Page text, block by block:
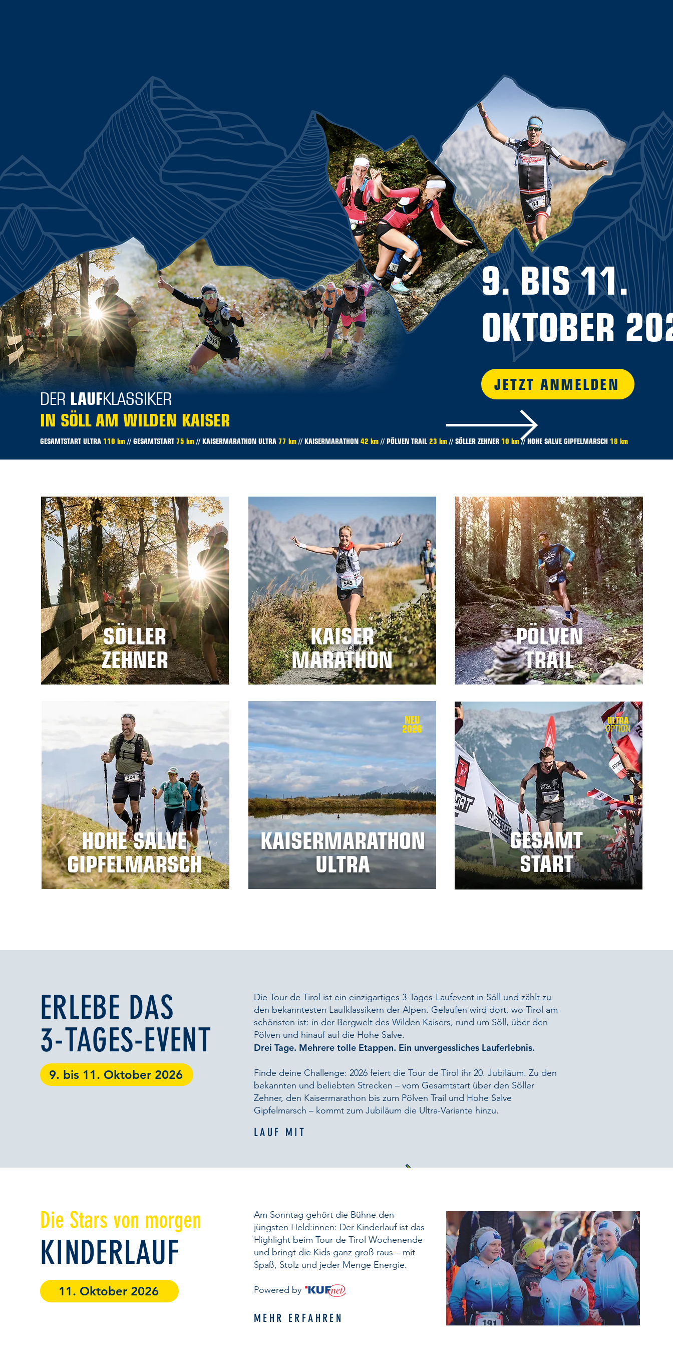
9. BIS 11.
OKTOBER
DER LAUFKLASSIKER
IN SÖLL AM WILDEN KAISER
JETZT ANMELDEN
GESAMTSTART ULTRA 110 km// GESAMTSTART 75 km// KAISERMARATHON ULTRA 77 km// KAISERMARATHON 42 km// PÖLVEN TRAIL 23 km// SÖLLER ZEHNER 10 km// HOHE SALVE GIPFELMARSCH 18 km
SÖLLER
ZEHNER
HOHE SALVE
GIPFELMARSCH
KAISER
MARATHON
KAISERMARATHON
ULTRA
NEU
2026
PÖLVEN
TRAIL
GESAMT
START
ULTRA
OPTION
ERLEBE DAS
3-TAGES-EVENT
9. bis 11. Oktober 2026
Die Tour de Tirol ist ein einzigartiges 3-Tages-Laufevent in Söll und zählt zu
den bekanntesten Laufklassikern der Alpen. Gelaufen wird dort, wo Tirol am
schönsten ist: in der Bergwelt des Wilden Kaisers, rund um Söll, über den
Pölven und hinauf auf die Hohe Salve.
Drei Tage. Mehrere tolle Etappen. Ein unvergessliches Lauferlebnis.
Finde deine Challenge: 2026 feiert die Tour de Tirol ihr 20. Jubiläum. Zu den
bekannten und beliebten Strecken – vom Gesamtstart über den Söller
Zehner, den Kaisermarathon bis zum Pölven Trail und Hohe Salve
Gipfelmarsch – kommt zum Jubiläum die Ultra-Variante hinzu.
LAUF MIT
Die Stars von morgen
KINDERLAUF
11. Oktober 2026
Am Sonntag gehört die Bühne den
jüngsten Held:innen: Der Kinderlauf ist das
Highlight beim Tour de Tirol Wochenende
und bringt die Kids ganz groß raus – mit
Spaß, Stolz und jeder Menge Energie.
Powered by
MEHR ERFAHREN